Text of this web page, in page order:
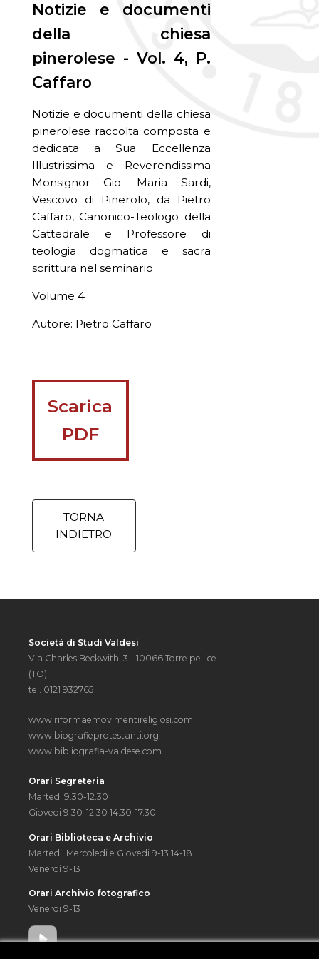
Notizie e documenti
della chiesa
pinerolese - Vol. 4, P.
Caffaro
Notizie e documenti della chiesa
pinerolese raccolta composta e
dedicata a Sua Eccellenza
Illustrissima e Reverendissima
Monsignor Gio. Maria Sardi,
Vescovo di Pinerolo, da Pietro
Caffaro, Canonico-Teologo della
Cattedrale e Professore di
teologia dogmatica e sacra
scrittura nel seminario
Volume 4
Autore: Pietro Caffaro
Scarica
PDF
TORNA
INDIETRO
Società di Studi Valdesi
Via Charles Beckwith, 3 - 10066 Torre pellice
(TO)
tel. 0121 932765
www.riformaemovimentireligiosi.com
www.biografieprotestanti.org
www.bibliografia-valdese.com
Orari Segreteria
Martedi 9.30-12.30
Giovedi 9.30-12.30 14.30-17.30
Orari Biblioteca e Archivio
Martedi, Mercoledi e Giovedi 9-13 14-18
Venerdi 9-13
Orari Archivio fotografico
Venerdi 9-13